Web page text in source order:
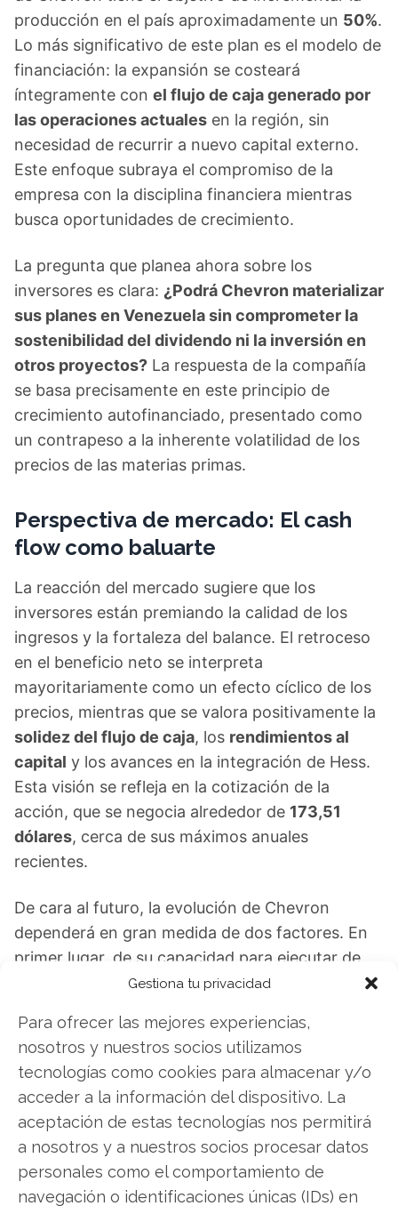
Gestiona tu privacidad
Para ofrecer las mejores experiencias,
nosotros y nuestros socios utilizamos
tecnologías como cookies para almacenar y/o
acceder a la información del dispositivo. La
aceptación de estas tecnologías nos permitirá
a nosotros y a nuestros socios procesar datos
personales como el comportamiento de
navegación o identificaciones únicas (IDs) en
producción en el país aproximadamente un 50%.
Lo más significativo de este plan es el modelo de
financiación: la expansión se costeará
íntegramente con el flujo de caja generado por
las operaciones actuales en la región, sin
necesidad de recurrir a nuevo capital externo.
Este enfoque subraya el compromiso de la
empresa con la disciplina financiera mientras
busca oportunidades de crecimiento.
La pregunta que planea ahora sobre los
inversores es clara: ¿Podrá Chevron materializar
sus planes en Venezuela sin comprometer la
sostenibilidad del dividendo ni la inversión en
otros proyectos? La respuesta de la compañía
se basa precisamente en este principio de
crecimiento autofinanciado, presentado como
un contrapeso a la inherente volatilidad de los
precios de las materias primas.
Perspectiva de mercado: El cash
flow como baluarte
La reacción del mercado sugiere que los
inversores están premiando la calidad de los
ingresos y la fortaleza del balance. El retroceso
en el beneficio neto se interpreta
mayoritariamente como un efecto cíclico de los
precios, mientras que se valora positivamente la
solidez del flujo de caja, los rendimientos al
capital y los avances en la integración de Hess.
Esta visión se refleja en la cotización de la
acción, que se negocia alrededor de 173,51
dólares, cerca de sus máximos anuales
recientes.
De cara al futuro, la evolución de Chevron
dependerá en gran medida de dos factores. En
primer lugar, de su capacidad para ejecutar de
forma tangible y progresiva el anunciado
segundo término, de cómo los desarrollos
regulatorios en la región puedan afectar, ya sea
positiva o negativamente, a sus planes
operativos. A corto plazo, el17 de febrero,
fecha de registro para el dividendo, se convierte
en el próximo hito inmediato para los
accionistas.